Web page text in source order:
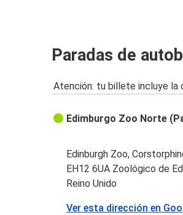
Paradas de
Atención: tu billete incluye la
Edimburgo Zoo Norte
Edinburgh Zoo,
EH12 6UA Zoológico de
Reino Unido
Ver esta dirección en